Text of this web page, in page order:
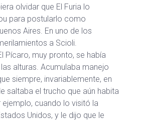
olvidar que El Furia lo
para postularlo como
Aires. En uno de los
a Scioli.
Pícaro, muy pronto, se había
alturas. Acumulaba manejo
siempre, invariablemente, en
saltaba el trucho que aún habita
ejemplo, cuando lo visitó la
Unidos, y le dijo que le